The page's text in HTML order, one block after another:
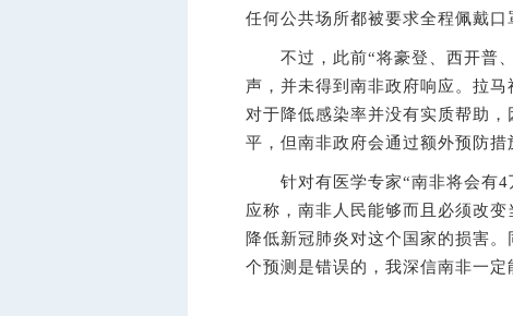
任何公共场所都被要求全程佩戴口
不过，此前“将豪登、西开普、
声，并未得到南非政府响应。拉
对于降低感染率并没有实质帮助
平，但南非政府会通过额外预防措
针对有医学专家“南非将会有4
应称，南非人民能够而且必须改
降低新冠肺炎对这个国家的损害
个预测是错误的，我深信南非一